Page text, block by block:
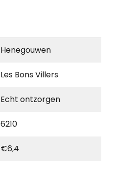
Henegouwen
Les Bons Villers
Echt ontzorgen
6210
€6,4